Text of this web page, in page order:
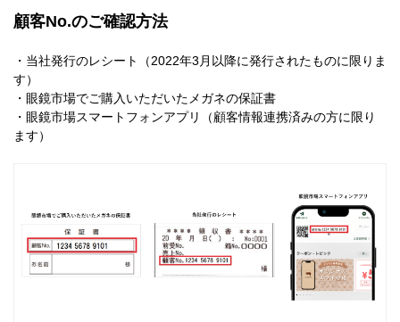
顧客No.のご確認方法
・当社発行のレシート（2022年3月以降に発行されたものに限りま
す）
・眼鏡市場でご購入いただいたメガネの保証書
・眼鏡市場スマートフォンアプリ（顧客情報連携済みの方に限り
ます）